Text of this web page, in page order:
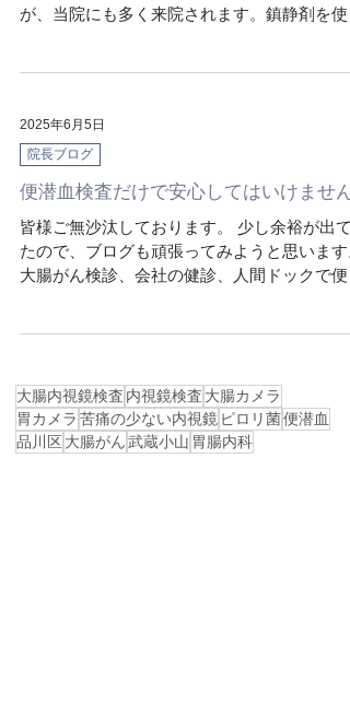
が、当院にも多く来院されます。鎮静剤を使
2025年6月5日
院長ブログ
便潜血検査だけで安心してはいけません
皆様ご無沙汰しております。 少し余裕が出て
たので、ブログも頑張ってみようと思います
大腸がん検診、会社の健診、人間ドックで便
大腸内視鏡検査 内視鏡検査 大腸カメラ
胃カメラ 苦痛の少ない内視鏡 ピロリ菌便潜血
品川区大腸がん武蔵小山 胃腸内科